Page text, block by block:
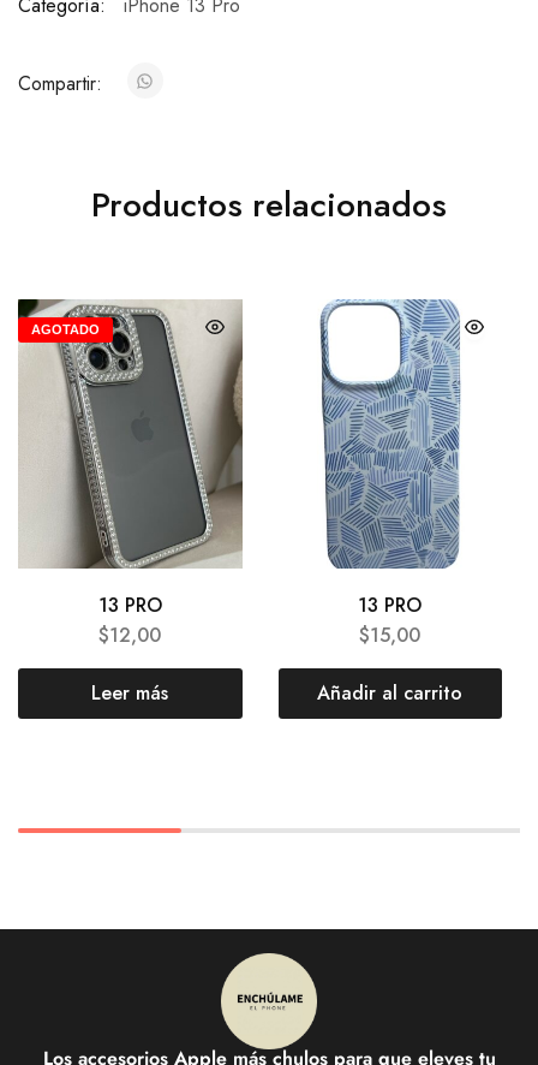
Compartir:
Productos relacionados
AGOTADO
13 PRO
$12,00
Leer más
13 PRO
$15,00
Añadir al carrito
Los accesorios Apple más chulos para que eleves tu